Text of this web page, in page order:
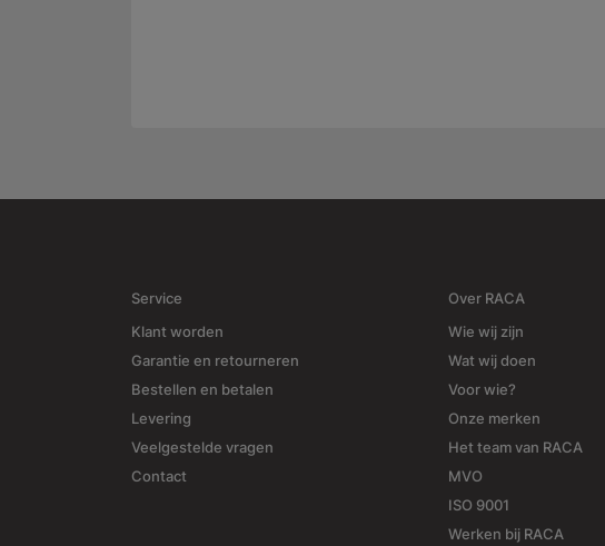
Service
Klant worden
Garantie en retourneren
Bestellen en betalen
Levering
Veelgestelde vragen
Contact
Over RACA
Wie wij zijn
Wat wij doen
Voor wie?
Onze merken
Het team van RACA
MVO
ISO 9001
Werken bij RACA